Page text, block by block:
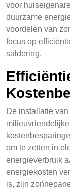
voor
duurzame
voordelen van
focus op
saldering.
De installatie
om te zetten in
energieverbruik
energiekosten
is, zijn